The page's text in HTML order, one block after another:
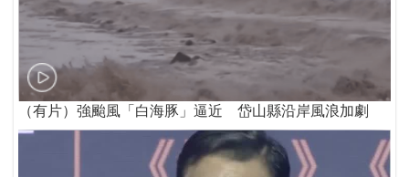
（有片）強颱風「白海豚」逼近 岱山縣沿岸風浪加劇